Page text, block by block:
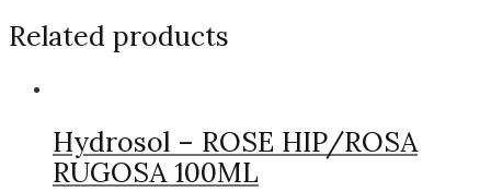
Related products
Hydrosol – ROSE HIP/ROSA
RUGOSA 100ML